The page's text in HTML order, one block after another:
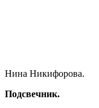
Нина Никифорова.
Подсвечник.